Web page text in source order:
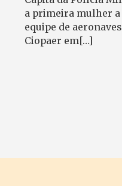
a primeira mulher
equipe de
Ciopaer em[…]